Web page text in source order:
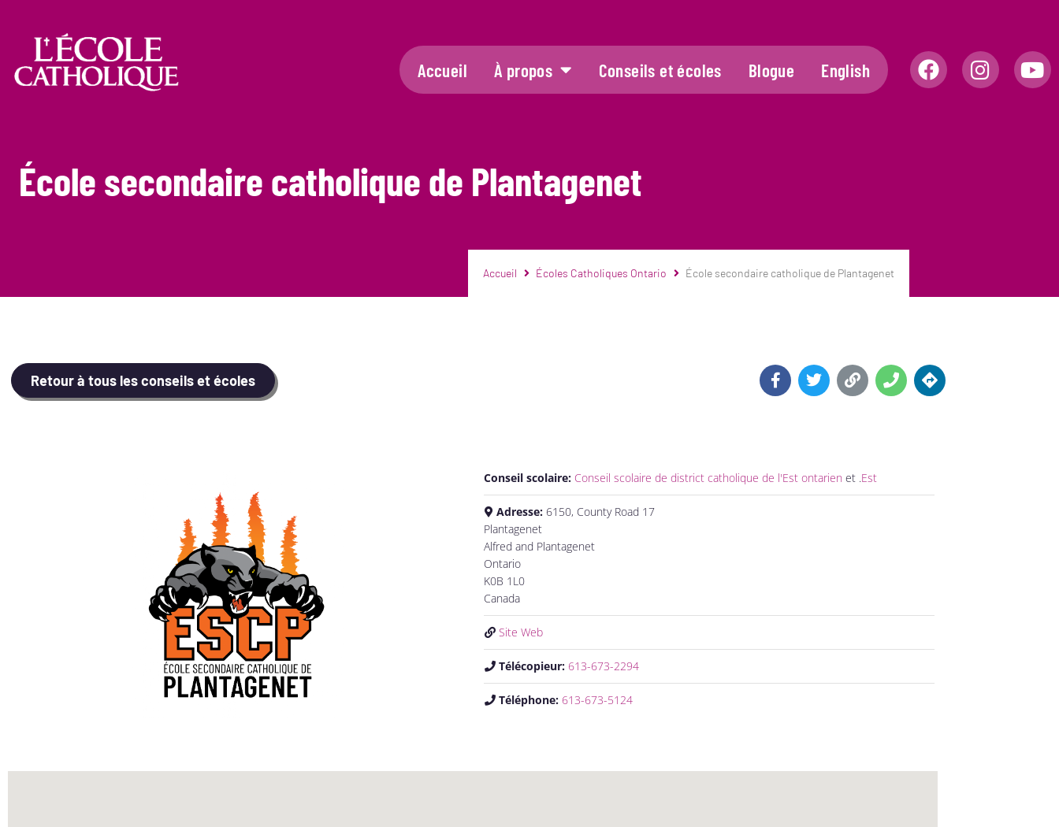
Accueil À propos Conseils et écoles Blogue English
École secondaire catholique de Plantagenet
Accueil Écoles Catholiques Ontario École secondaire catholique de Plantagenet
Retour à tous les conseils et écoles
Conseil scolaire: Conseil scolaire de district catholique de l'Est ontarien et .Est
Adresse: 6150, County Road 17
Plantagenet
Alfred and Plantagenet
Ontario
K0B 1L0
Canada
Site Web
Télécopieur: 613-673-2294
Téléphone: 613-673-5124